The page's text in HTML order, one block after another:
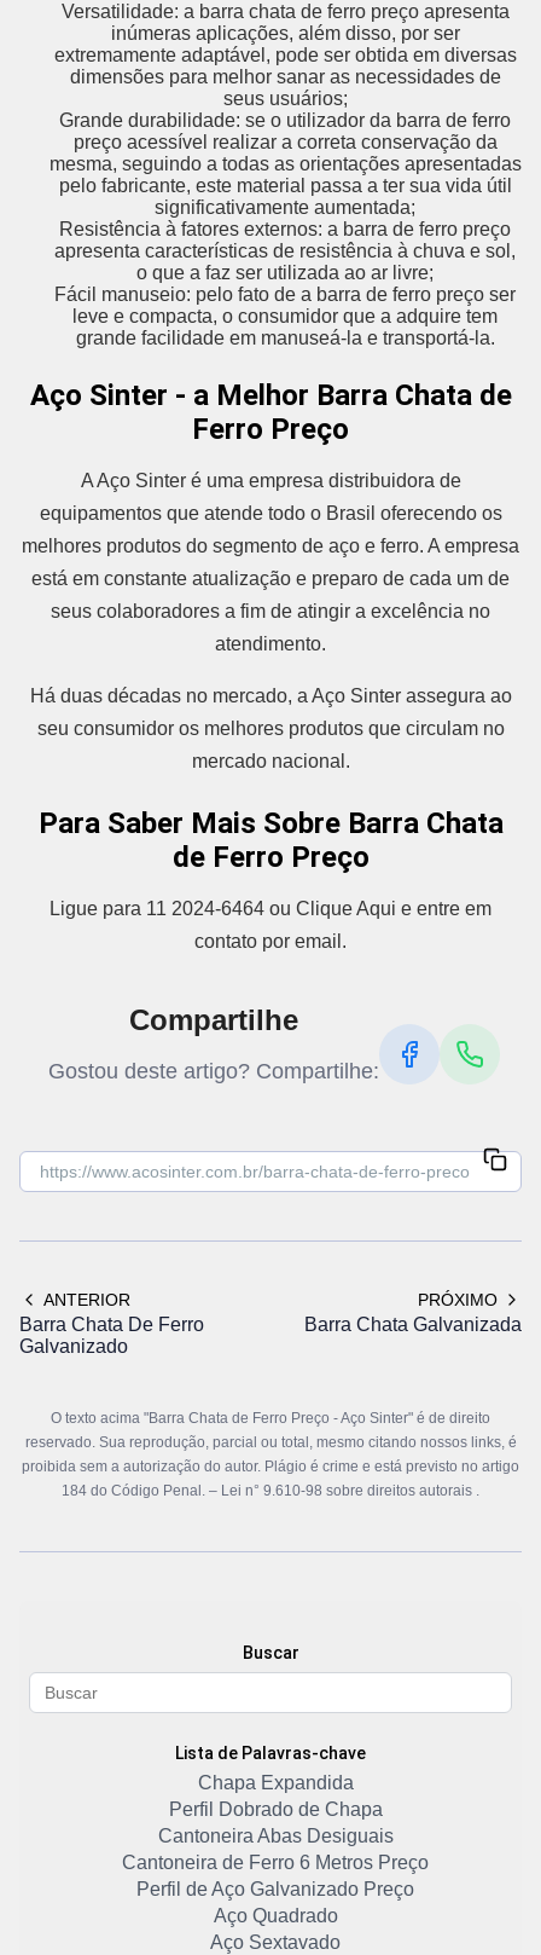
Versatilidade: a barra chata de ferro preço apresenta
inúmeras aplicações, além disso, por ser
extremamente adaptável, pode ser obtida em diversas
dimensões para melhor sanar as necessidades de
seus usuários;
Grande durabilidade: se o utilizador da barra de ferro
preço acessível realizar a correta conservação da
mesma, seguindo a todas as orientações apresentadas
pelo fabricante, este material passa a ter sua vida útil
significativamente aumentada;
Resistência à fatores externos: a barra de ferro preço
apresenta características de resistência à chuva e sol,
o que a faz ser utilizada ao ar livre;
Fácil manuseio: pelo fato de a barra de ferro preço ser
leve e compacta, o consumidor que a adquire tem
grande facilidade em manuseá-la e transportá-la.
Aço Sinter - a Melhor Barra Chata de
Ferro Preço
A Aço Sinter é uma empresa distribuidora de
equipamentos que atende todo o Brasil oferecendo os
melhores produtos do segmento de aço e ferro. A empresa
está em constante atualização e preparo de cada um de
seus colaboradores a fim de atingir a excelência no
atendimento.
Há duas décadas no mercado, a Aço Sinter assegura ao
seu consumidor os melhores produtos que circulam no
mercado nacional.
Para Saber Mais Sobre Barra Chata
de Ferro Preço
Ligue para 11 2024-6464 ou Clique Aqui e entre em
contato por email.
Compartilhe
Gostou deste artigo? Compartilhe:
ANTERIOR
Barra Chata De Ferro
Galvanizado
PRÓXIMO
Barra Chata Galvanizada
O texto acima "Barra Chata de Ferro Preço - Aço Sinter" é de direito
reservado. Sua reprodução, parcial ou total, mesmo citando nossos links, é
proibida sem a autorização do autor. Plágio é crime e está previsto no artigo
184 do Código Penal. – Lei n° 9.610-98 sobre direitos autorais .
Buscar
Lista de Palavras-chave
Chapa Expandida
Perfil Dobrado de Chapa
Cantoneira Abas Desiguais
Cantoneira de Ferro 6 Metros Preço
Perfil de Aço Galvanizado Preço
Aço Quadrado
Aço Sextavado